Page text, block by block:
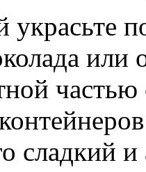
украсьте
или
частью
сладкий